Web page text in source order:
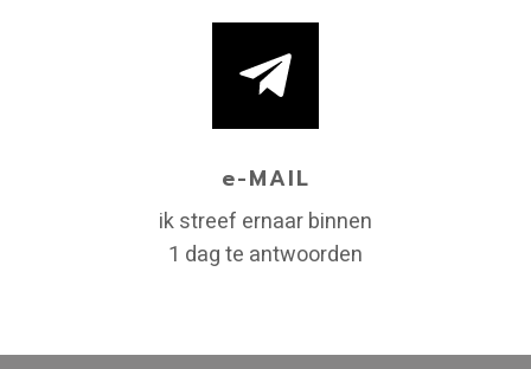
e-MAIL
ik streef ernaar binnen
1 dag te antwoorden